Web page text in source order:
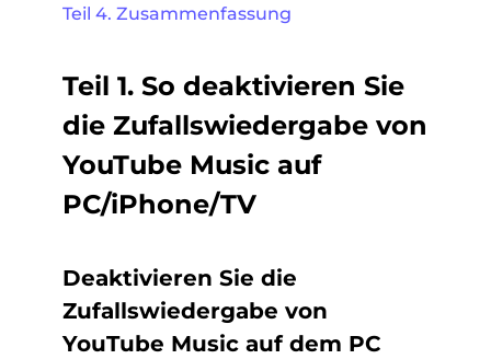
Teil 4. Zusammenfassung
Teil 1. So deaktivieren Sie
die Zufallswiedergabe von
YouTube Music auf
PC/iPhone/TV
Deaktivieren Sie die
Zufallswiedergabe von
YouTube Music auf dem PC